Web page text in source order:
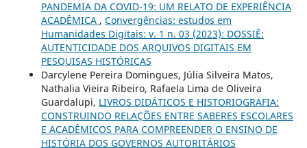
PANDEMIA DA COVID-19: UM RELATO DE EXPERIÊNCIA
ACADÊMICA , Convergências: estudos em
Humanidades Digitais: v. 1 n. 03 (2023): DOSSIÊ:
AUTENTICIDADE DOS ARQUIVOS DIGITAIS EM
PESQUISAS HISTÓRICAS
Darcylene Pereira Domingues, Júlia Silveira Matos,
Nathalia Vieira Ribeiro, Rafaela Lima de Oliveira
Guardalupi, LIVROS DIDÁTICOS E HISTORIOGRAFIA:
CONSTRUINDO RELAÇÕES ENTRE SABERES ESCOLARES
E ACADÊMICOS PARA COMPREENDER O ENSINO DE
HISTÓRIA DOS GOVERNOS AUTORITÁRIOS